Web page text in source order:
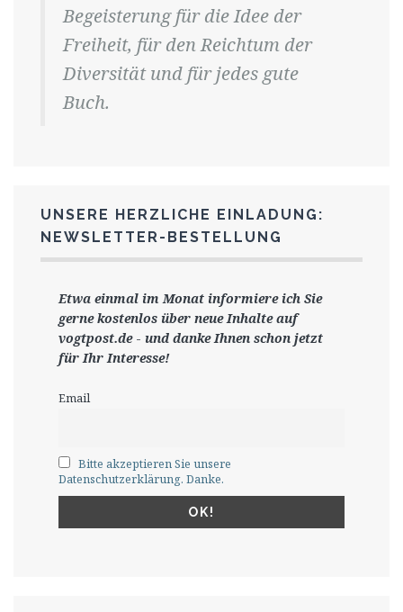
Begeisterung für die Idee der
Freiheit, für den Reichtum der
Diversität und für jedes gute
Buch.
UNSERE HERZLICHE EINLADUNG:
NEWSLETTER-BESTELLUNG
Etwa einmal im Monat informiere ich Sie
gernekostenlos über neue Inhalte auf
vogtpost.de- und danke Ihnen schon jetzt
für Ihr Interesse!
Email
Bitte akzeptieren Sie unsere
Datenschutzerklärung. Danke.